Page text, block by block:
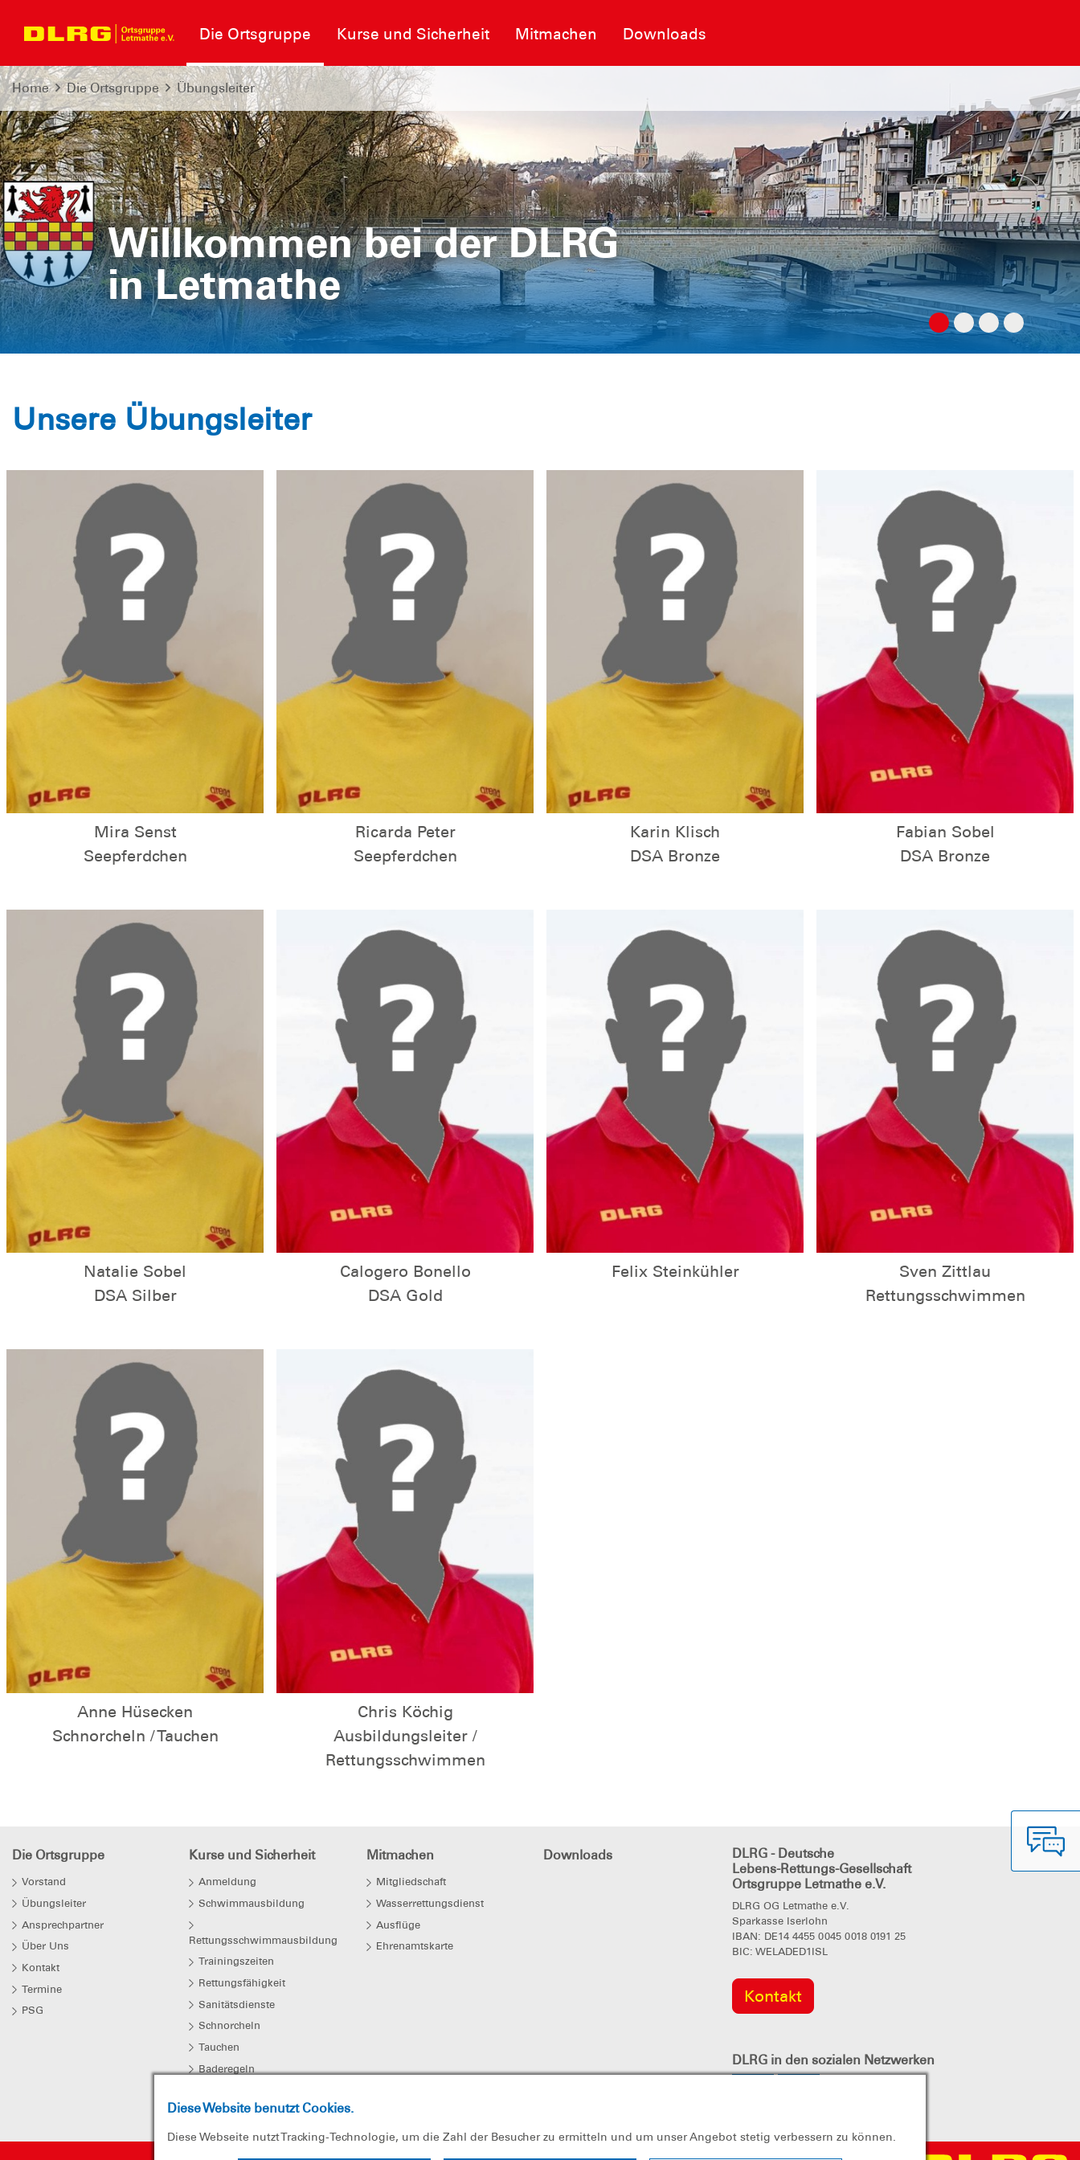
Die Ortsgruppe Kurse und Sicherheit Mitmachen Downloads
Home Die Ortsgruppe Übungsleiter
Willkommen bei der DLRG
in Letmathe
Willkommen bei der DLRG
in Letmathe
Unsere Übungsleiter
Mira Senst
Seepferdchen
Ricarda Peter
Seepferdchen
Karin Klisch
DSA Bronze
Fabian Sobel
DSA Bronze
Natalie Sobel
DSA Silber
Calogero Bonello
DSA Gold
Felix Steinkühler
Sven Zittlau
Rettungsschwimmen
Anne Hüsecken
Schnorcheln / Tauchen
Chris Köchig
Ausbildungsleiter /
Rettungsschwimmen
Diese Website benutzt Cookies.
Diese Webseite nutzt Tracking-Technologie, um die Zahl der Besucher zu ermitteln und um unser Angebot stetig verbessern zu können.
Die Ortsgruppe
Vorstand
Übungsleiter
Ansprechpartner
Über Uns
Kontakt
Termine
PSG
Kurse und Sicherheit
Anmeldung
Schwimmausbildung
Rettungsschwimmausbildung
Trainingszeiten
Rettungsfähigkeit
Sanitätsdienste
Schnorcheln
Tauchen
Baderegeln
Mitmachen
Mitgliedschaft
Wasserrettungsdienst
Ausflüge
Ehrenamtskarte
Downloads
DLRG - Deutsche
Lebens-Rettungs-Gesellschaft
Ortsgruppe Letmathe e.V.
DLRG OG Letmathe e.V.
Sparkasse Iserlohn
IBAN: DE14 4455 0045 0018 0191 25
BIC: WELADED1ISL
Kontakt
DLRG in den sozialen Netzwerken